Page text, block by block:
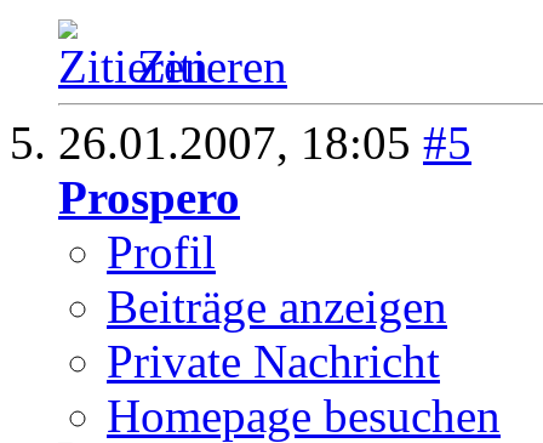
Zitieren
26.01.2007, 18:05 #5
Prospero
Profil
Beiträge anzeigen
Private Nachricht
Homepage besuchen